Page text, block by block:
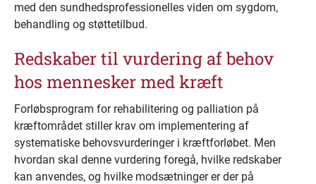
med den sundhedsprofessionelles viden om sygdom,
behandling og støttetilbud.
Redskaber til vurdering af behov
hos mennesker med kræft
Forløbsprogram for rehabilitering og palliation på
kræftområdet stiller krav om implementering af
systematiske behovsvurderinger i kræftforløbet. Men
hvordan skal denne vurdering foregå, hvilke redskaber
kan anvendes, og hvilke modsætninger er der på